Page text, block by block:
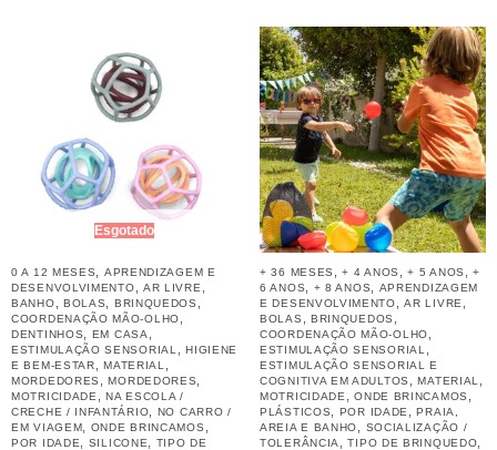
Esgotado
0 A 12 MESES
APRENDIZAGEM E
DESENVOLVIMENTO
AR LIVRE
BANHO BOLAS BRINQUEDOS
COORDENAÇÃO MÃO-OLHO
DENTINHOS EM CASA
ESTIMULAÇÃO SENSORIAL ,HIGIENE
E BEM-ESTAR
,MATERIAL
MORDEDORES ,MORDEDORES
MOTRICIDADE ,NA ESCOLA /
CRECHE / INFANTÁRIO
NO CARRO /
EM VIAGEM
ONDE BRINCAMOS
POR IDADE SILICONE
TIPO DE
+ 36 MESES ,+ 4 ANOS ,+ 5 ANOS ,+
6 ANOS
+ 8 ANOS
APRENDIZAGEM
E DESENVOLVIMENTO
,AR LIVRE
BOLAS BRINQUEDOS
COORDENAÇÃO MÃO-OLHO
ESTIMULAÇÃO SENSORIAL
ESTIMULAÇÃO SENSORIAL E
COGNITIVA EM ADULTOS
,MATERIAL
MOTRICIDADE ,ONDE BRINCAMOS
PLÁSTICOS POR IDADE ,PRAIA,
AREIA E BANHO
SOCIALIZAÇÃO /
TOLERÂNCIA
,TIPO DE BRINQUEDO